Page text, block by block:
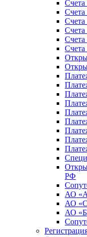
Счета
Счета
Счета
Счета
РФ
АО
АО
АО